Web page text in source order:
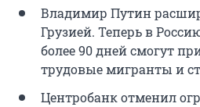
Владимир Путин
Грузией. Теперь в
более 90 дней смогут
трудовые мигранты и
Центробанк отменил